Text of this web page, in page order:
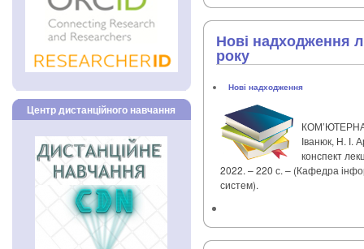
Центр дистанційного навчання
Нові надходження
року
Нові надходження
Іванюк, Н. І.
конспект
2022. – 220 с. – (Кафедра
систем).